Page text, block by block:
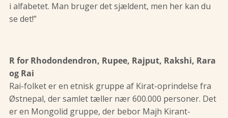
i alfabetet. Man bruger det sjældent, men her kan du
se det!”
R for Rhodondendron, Rupee, Rajput, Rakshi, Rara
og Rai
Rai-folket er en etnisk gruppe af Kirat-oprindelse fra
Østnepal, der samlet tæller nær 600.000 personer. Det
er en Mongolid gruppe, der bebor Majh Kirant-